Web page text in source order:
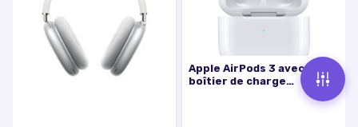
Apple AirPods 3 avec
boîtier de charge
Lightning Ecouteurs sans